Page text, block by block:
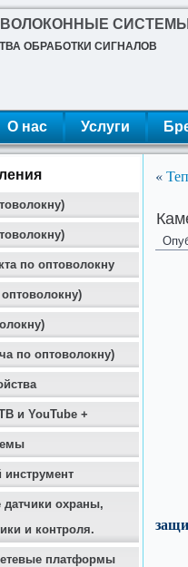
СИСТЕМЫ
ОБРАБОТКИ СИГНАЛОВ
О нас Услуги
по оптоволокну
по оптоволокну)
и YouTube +
инструмент
датчики охраны,
и контроля.
платформы
«